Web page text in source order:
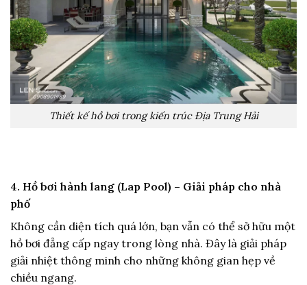
Thiết kế hồ bơi trong kiến trúc Địa Trung Hải
4. Hồ bơi hành lang (Lap Pool) – Giải pháp cho nhà
phố
Không cần diện tích quá lớn, bạn vẫn có thể sở hữu một
hồ bơi đẳng cấp ngay trong lòng nhà. Đây là giải pháp
giải nhiệt thông minh cho những không gian hẹp về
chiều ngang.